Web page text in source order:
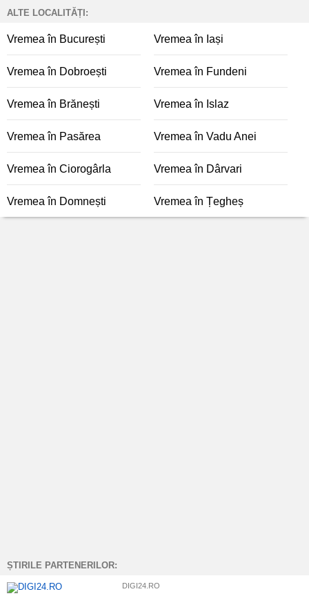
ALTE LOCALITĂȚI:
Vremea în București Vremea în Iași
Vremea în Dobroești Vremea în Fundeni
Vremea în Brănești Vremea în Islaz
Vremea în Pasărea Vremea în Vadu Anei
Vremea în Ciorogârla Vremea în Dârvari
Vremea în Domnești Vremea în Țegheș
ȘTIRILE PARTENERILOR:
DIGI24.RO